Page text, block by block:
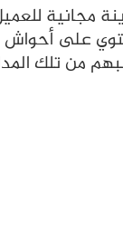
مجانية
على أحواش
من تلك